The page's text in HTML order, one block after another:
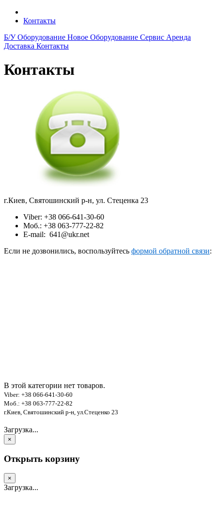
Контакты
Б/У Оборудование Новое Оборудование Сервис Аренда
Доставка Контакты
Контакты
г.Киев, Святошинский р-н, ул. Стеценка 23
Viber: +38 066-641-30-60
Моб.: +38 063-777-22-82
E-mail: 641@ukr.net
Если не дозвонились, воспользуйтесь формой обратной связи:
В этой категории нет товаров.
Viber: +38 066-641-30-60
Моб.: +38 063-777-22-82
г.Киев, Святошинский р-н, ул.Стеценко 23
Загрузка...
×
Открыть корзину
×
Загрузка...